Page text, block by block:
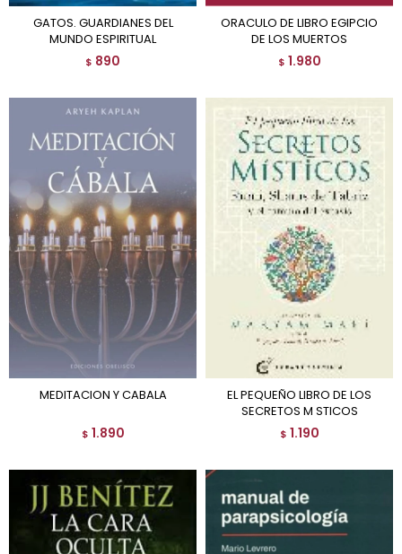
GATOS. GUARDIANES DEL
MUNDO ESPIRITUAL
$ 890
ORACULO DE LIBRO EGIPCIO
DE LOS MUERTOS
$ 1.980
MEDITACION Y CABALA
$ 1.890
EL PEQUEÑO LIBRO DE LOS
SECRETOS M STICOS
$ 1.190